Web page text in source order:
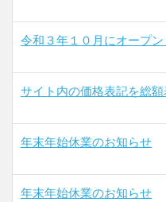
令和３年１０月にオープン
サイト内の価格表記を総
年末年始休業のお知らせ
年末年始休業のお知らせ